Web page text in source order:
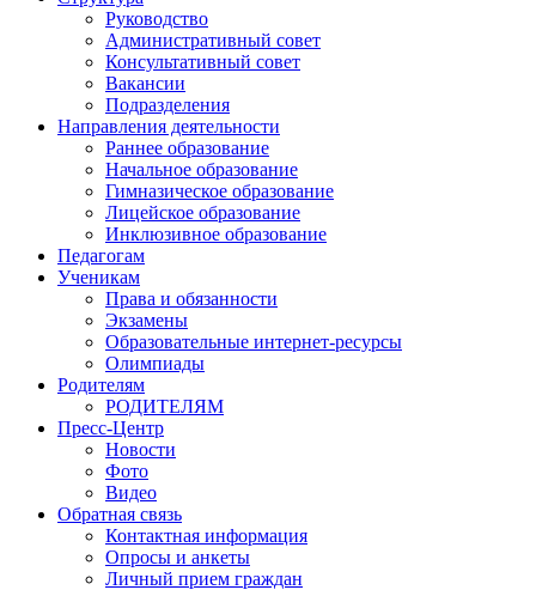
Руководство
Административный совет
Консультативный совет
Вакансии
Подразделения
Направления деятельности
Раннее образование
Начальное образование
Гимназическое образование
Лицейское образование
Инклюзивное образование
Педагогам
Ученикам
Права и обязанности
Экзамены
Образовательные интернет-ресурсы
Олимпиады
Родителям
РОДИТЕЛЯМ
Пресс-Центр
Новости
Фото
Видео
Обратная связь
Контактная информация
Опросы и анкеты
Личный прием граждан